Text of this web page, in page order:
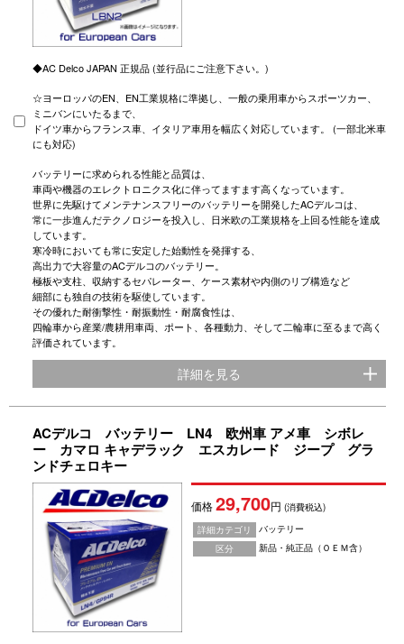
◆AC Delco JAPAN 正規品 (並行品にご注意下さい。)
☆ヨーロッパのEN、EN工業規格に準拠し、一般の乗用車からスポーツカー、
ミニバンにいたるまで、
ドイツ車からフランス車、イタリア車用を幅広く対応しています。 (一部北米車
にも対応)
バッテリーに求められる性能と品質は、
車両や機器のエレクトロニクス化に伴ってますます高くなっています。
世界に先駆けてメンテナンスフリーのバッテリーを開発したACデルコは、
常に一歩進んだテクノロジーを投入し、日米欧の工業規格を上回る性能を達成
しています。
寒冷時においても常に安定した始動性を発揮する、
高出力で大容量のACデルコのバッテリー。
極板や支柱、収納するセパレーター、ケース素材や内側のリブ構造など
細部にも独自の技術を駆使しています。
その優れた耐衝撃性・耐振動性・耐腐食性は、
四輪車から産業/農耕用車両、ポート、各種動力、そして二輪車に至るまで高く
評価されています。
詳細を見る
ACデルコ バッテリー LN4 欧州車 アメ車 シボレ
ー カマロ キャデラック エスカレード ジープ グラ
ンドチェロキー
価格29,700円(消費税込)
詳細カテゴリ
バッテリー
区分
新品・純正品（ＯＥＭ含）